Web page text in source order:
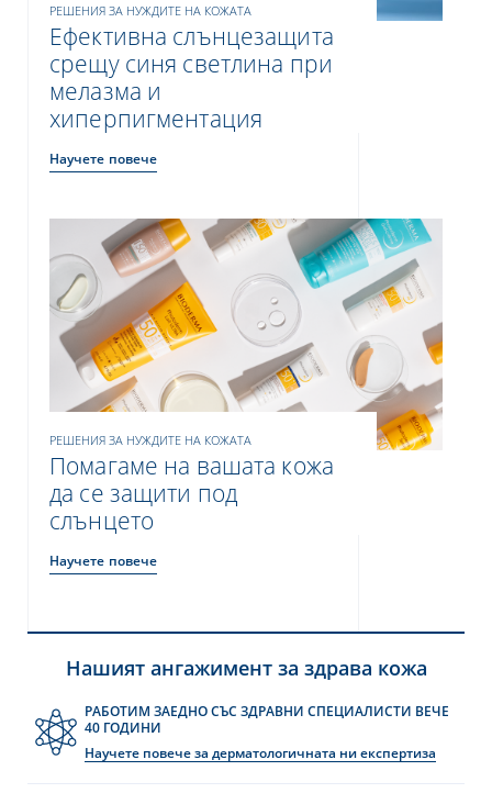
РЕШЕНИЯ ЗА НУЖДИТЕ НА КОЖАТА
Ефективна слънцезащита
срещу синя светлина при
мелазма и
хиперпигментация
Научете повече
РЕШЕНИЯ ЗА НУЖДИТЕ НА КОЖАТА
Помагаме на вашата кожа
да се защити под
слънцето
Научете повече
Нашият ангажимент за здрава кожа
РАБОТИМ ЗАЕДНО СЪС ЗДРАВНИ СПЕЦИАЛИСТИ ВЕЧЕ
40 ГОДИНИ
Научете повече за дерматологичната ни експертиза